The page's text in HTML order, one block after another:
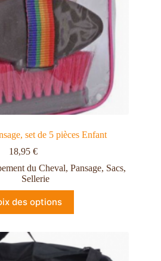
set de 5 pièces Enfant
18,95€
du Cheval, Pansage, Sacs,
Sellerie
des options